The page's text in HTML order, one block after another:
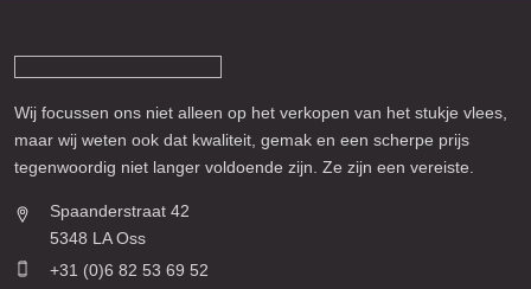
Wij focussen ons niet alleen op het verkopen van het stukje vlees,
maar wij weten ook dat kwaliteit, gemak en een scherpe prijs
tegenwoordig niet langer voldoende zijn. Ze zijn een vereiste.
Spaanderstraat 42
5348 LA Oss
+31 (0)6 82 53 69 52